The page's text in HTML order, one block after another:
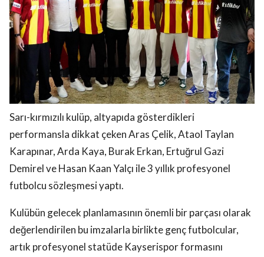
Sarı-kırmızılı kulüp, altyapıda gösterdikleri
performansla dikkat çeken Aras Çelik, Ataol Taylan
Karapınar, Arda Kaya, Burak Erkan, Ertuğrul Gazi
Demirel ve Hasan Kaan Yalçı ile 3 yıllık profesyonel
futbolcu sözleşmesi yaptı.
Kulübün gelecek planlamasının önemli bir parçası olarak
değerlendirilen bu imzalarla birlikte genç futbolcular,
artık profesyonel statüde Kayserispor formasını